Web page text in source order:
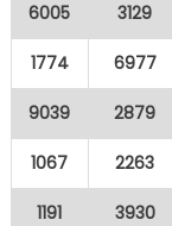
6005 3129
1774 6977
9039 2879
1067 2263
1191 3930